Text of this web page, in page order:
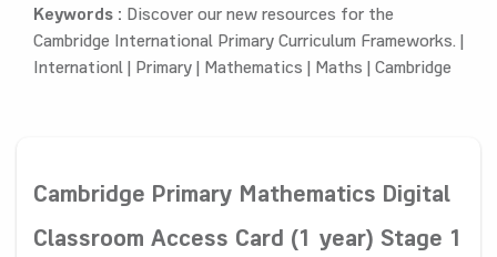
Keywords : Discover our new resources for the
Cambridge International Primary Curriculum Frameworks. |
Internationl | Primary | Mathematics | Maths | Cambridge
Cambridge Primary Mathematics Digital
Classroom Access Card (1 year) Stage 1